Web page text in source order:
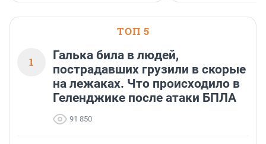
ТОП 5
1
Галька била в людей,
пострадавших грузили в скорые
на лежаках. Что происходило в
Геленджике после атаки БПЛА
91 850